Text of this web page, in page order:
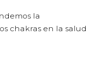
la
chakras en la salud